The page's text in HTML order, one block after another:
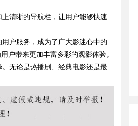
清晰的导航栏，让用户能够快速
户服务，成为了广大影迷心中的
户带来更加丰富多彩的观影体验。
无论是热播剧、经典电影还是最